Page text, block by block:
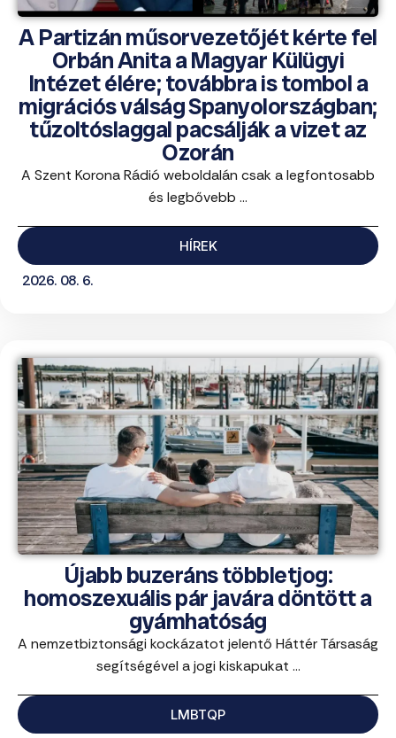
A Partizán műsorvezetőjét kérte fel
Orbán Anita a Magyar Külügyi
Intézet élére; továbbra is tombol a
migrációs válság Spanyolországban;
tűzoltóslaggal pacsálják a vizet az
Ozorán
A Szent Korona Rádió weboldalán csak a legfontosabb
és legbővebb ...
HÍREK
2026. 08. 6.
Újabb buzeráns többletjog:
homoszexuális pár javára döntött a
gyámhatóság
A nemzetbiztonsági kockázatot jelentő Háttér Társaság
segítségével a jogi kiskapukat ...
LMBTQP